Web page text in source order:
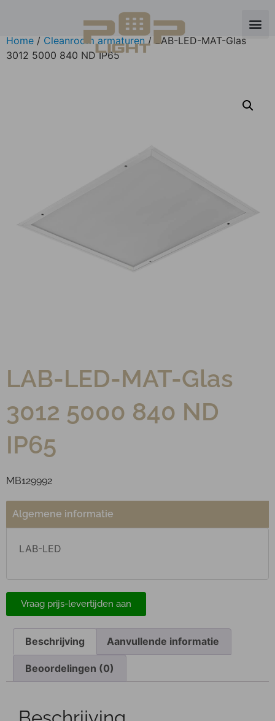
Home / Cleanroom armaturen / LAB-LED-MAT-Glas
3012 5000 840 ND IP65
LAB-LED-MAT-Glas
3012 5000 840 ND
IP65
MB129992
Algemene informatie
LAB-LED
Vraag prijs-levertijden aan
Beschrijving Aanvullende informatie
Beoordelingen (0)